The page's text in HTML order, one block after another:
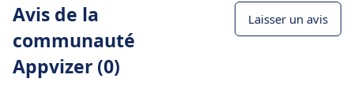
Avis de la
communauté
Appvizer (0)
Laisser un avis